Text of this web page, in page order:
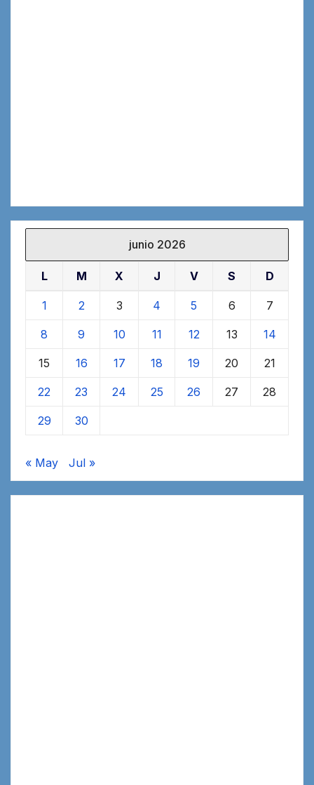
junio 2026
L M X J V S D
1 2 3 4 5 6 7
8 9 10 11 12 13 14
15 16 17 18 19 20 21
22 23 24 25 26 27 28
29 30
« May Jul »